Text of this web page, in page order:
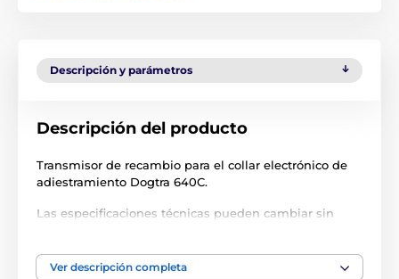
Descripción y parámetros
Descripción del producto
Transmisor de recambio para el collar electrónico de
adiestramiento Dogtra 640C.
Las especificaciones técnicas pueden cambiar sin
Ver descripción completa